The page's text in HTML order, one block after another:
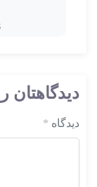
دیدگاهتان
دیدگاه *